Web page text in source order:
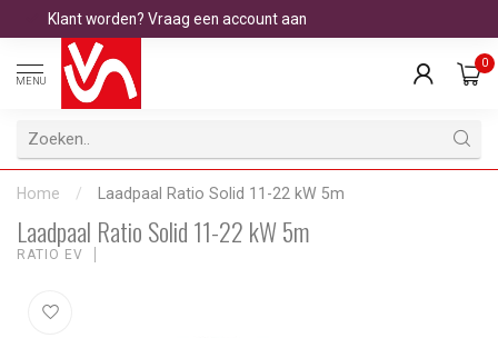
Klant worden? Vraag een account aan
MENU
0
Home / Laadpaal Ratio Solid 11-22 kW 5m
Laadpaal Ratio Solid 11-22 kW 5m
RATIO EV